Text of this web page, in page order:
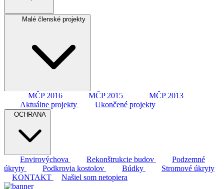
Malé členské projekty
MČP 2016 MČP 2015
MČP 2013
Aktuálne projekty
Ukončené projekty
OCHRANA
Envirovýchova Rekonštrukcie budov
Podzemné
úkryty
Podkrovia kostolov Búdky
Stromové úkryty
KONTAKT
Našiel som netopiera